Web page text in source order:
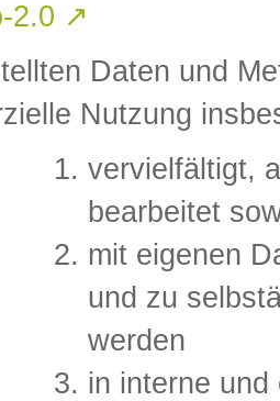
2.0 ↗
Daten und
Nutzung
vervielfältigt,
bearbeitet
mit eigenen
und zu
werden
in interne